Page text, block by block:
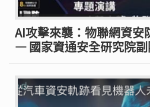
AI攻擊來襲：物聯網資安
— 國家資通安全研究院副